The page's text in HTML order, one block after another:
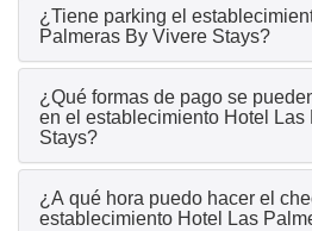
¿Tiene parking el
Palmeras By Vivere Stays?
¿Qué formas de pago se
en el establecimiento Hotel Las
Stays?
¿A qué hora puedo hacer el
establecimiento Hotel Las